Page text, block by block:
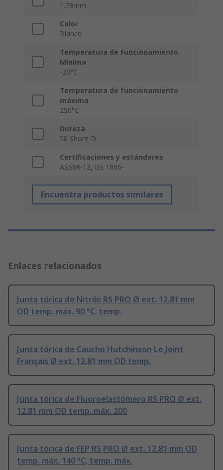
1.78mm
Color
Blanco
Temperatura de Funcionamiento
Mínima
-20°C
Temperatura de funcionamiento
máxima
250°C
Dureza
58 Shore D
Certificaciones y estándares
AS568-12, BS 1806-
Encuentra productos similares
Enlaces relacionados
Junta tórica de Nitrilo RS PRO Ø ext. 12.81 mm
OD temp. máx. 90 °C, temp.
Junta tórica de Caucho Hutchinson Le Joint
Français Ø ext. 12.81 mm OD temp.
Junta tórica de Fluoroelastómero RS PRO Ø ext.
12.81 mm OD temp. máx. 200
Junta tórica de FEP RS PRO Ø ext. 12.81 mm OD
temp. máx. 140 °C, temp. máx.